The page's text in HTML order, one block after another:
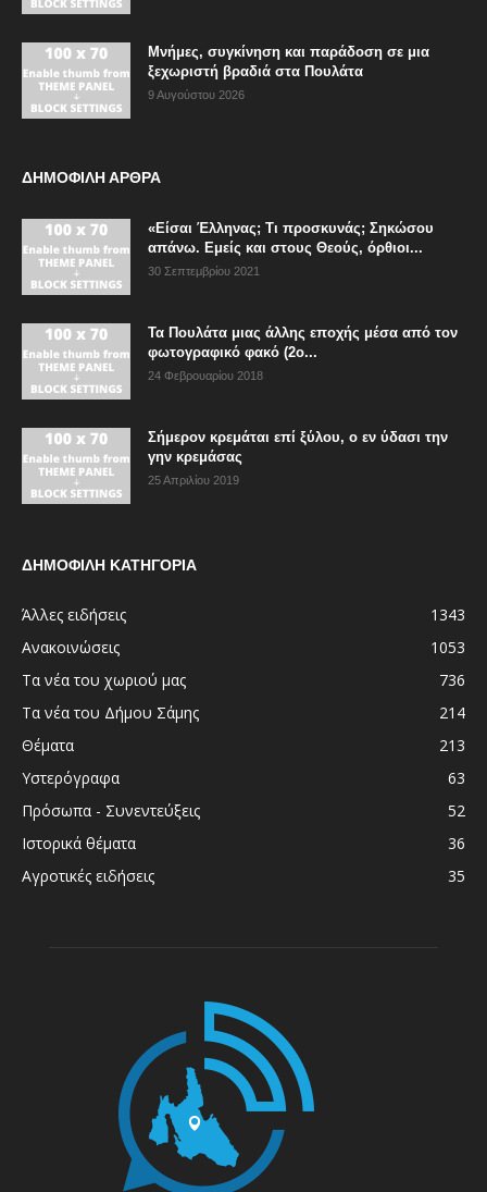
Μνήμες, συγκίνηση και παράδοση σε μια
ξεχωριστή βραδιά στα Πουλάτα
9 Αυγούστου 2026
ΔΗΜΟΦΙΛΗ ΑΡΘΡΑ
«Είσαι Έλληνας; Τι προσκυνάς; Σηκώσου
απάνω. Εμείς και στους Θεούς, όρθιοι...
30 Σεπτεμβρίου 2021
Τα Πουλάτα μιας άλλης εποχής μέσα από τον
φωτογραφικό φακό (2ο...
24 Φεβρουαρίου 2018
Σήμερον κρεμάται επί ξύλου, ο εν ύδασι την
γην κρεμάσας
25 Απριλίου 2019
ΔΗΜΟΦΙΛΗ ΚΑΤΗΓΟΡΙΑ
Άλλες ειδήσεις
1343
Ανακοινώσεις
1053
Τα νέα του χωριού μας
736
Τα νέα του Δήμου Σάμης
214
Θέματα
213
Υστερόγραφα
63
Πρόσωπα - Συνεντεύξεις
52
Ιστορικά θέματα
36
Αγροτικές ειδήσεις
35